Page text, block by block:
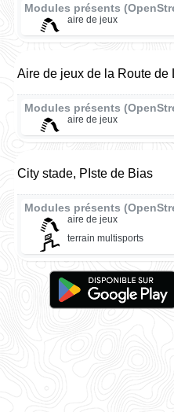
Modules présents
aire de jeux
Aire de jeux de la Route de
Modules présents
aire de jeux
City stade, PIste de Bias
Modules présents
aire de jeux
terrain multisports